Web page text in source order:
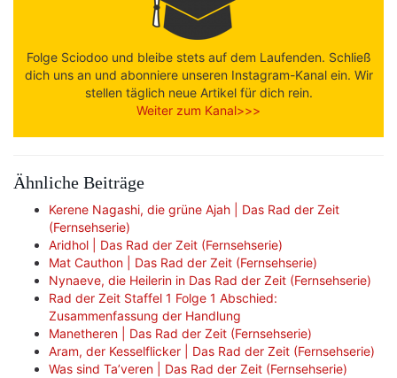
Folge Sciodoo und bleibe stets auf dem Laufenden. Schließ
dich uns an und abonniere unseren Instagram-Kanal ein. Wir
stellen täglich neue Artikel für dich rein.
Weiter zum Kanal>>>
Ähnliche Beiträge
Kerene Nagashi, die grüne Ajah | Das Rad der Zeit
(Fernsehserie)
Aridhol | Das Rad der Zeit (Fernsehserie)
Mat Cauthon | Das Rad der Zeit (Fernsehserie)
Nynaeve, die Heilerin in Das Rad der Zeit (Fernsehserie)
Rad der Zeit Staffel 1 Folge 1 Abschied:
Zusammenfassung der Handlung
Manetheren | Das Rad der Zeit (Fernsehserie)
Aram, der Kesselflicker | Das Rad der Zeit (Fernsehserie)
Was sind Ta’veren | Das Rad der Zeit (Fernsehserie)